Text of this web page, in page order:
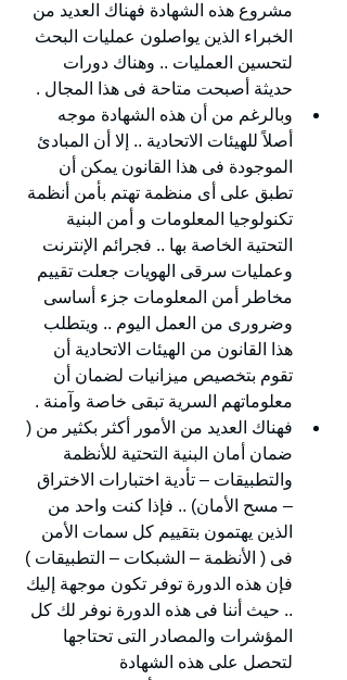
مشروع هذه الشهادة فهناك العديد من
الخبراء الذين يواصلون عمليات البحث
لتحسين العمليات .. وهناك دورات
حديثة أصبحت متاحة فى هذا المجال .
وبالرغم من أن هذه الشهادة موجه
أصلاً للهيئات الاتحادية .. إلا أن المبادئ
الموجودة فى هذا القانون يمكن أن
تطبق على أى منظمة تهتم بأمن أنظمة
تكنولوجيا المعلومات و أمن البنية
التحتية الخاصة بها .. فجرائم الإنترنت
وعمليات سرقى الهويات جعلت تقييم
مخاطر أمن المعلومات جزء أساسى
وضرورى من العمل اليوم .. ويتطلب
هذا القانون من الهيئات الاتحادية أن
تقوم بتخصيص ميزانيات لضمان أن
معلوماتهم السرية تبقى خاصة وآمنة .
فهناك العديد من الأمور أكثر بكثير من (
ضمان أمان البنية التحتية للأنظمة
والتطبيقات – تأدية اختبارات الاختراق
– مسح الأمان) .. فإذا كنت واحد من
الذين يهتمون بتقييم كل سمات الأمن
فى ( الأنظمة – الشبكات – التطبيقات )
فإن هذه الدورة توفر تكون موجهة إليك
.. حيث أننا فى هذه الدورة نوفر لك كل
المؤشرات والمصادر التى تحتاجها
لتحصل على هذه الشهادة